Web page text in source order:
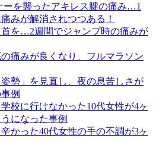
ーを襲ったアキレス腱の痛み…1
みが解消されつつある！
を…2週間でジャンプ時の痛みが
痛みが良くなり、フルマラソン
勢」を見直し、夜の息苦しさが
例
校に行けなかった10代女性が4ヶ
になった事例
かった40代女性の手の不調が3ヶ